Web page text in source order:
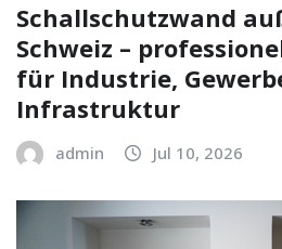
Schallschutzwand
Schweiz –
für Industrie,
Infrastruktur
admin Jul 10, 2026